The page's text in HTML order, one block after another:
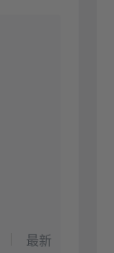
最新